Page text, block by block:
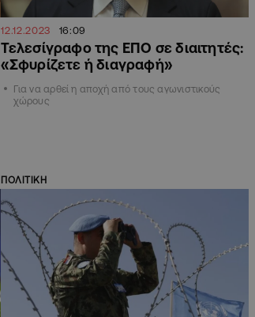
12.12.2023 16:09
Τελεσίγραφο της ΕΠΟ σε διαιτητές:
«Σφυρίζετε ή διαγραφή»
Για να αρθεί η αποχή από τους αγωνιστικούς
χώρους
ΠΟΛΙΤΙΚΗ